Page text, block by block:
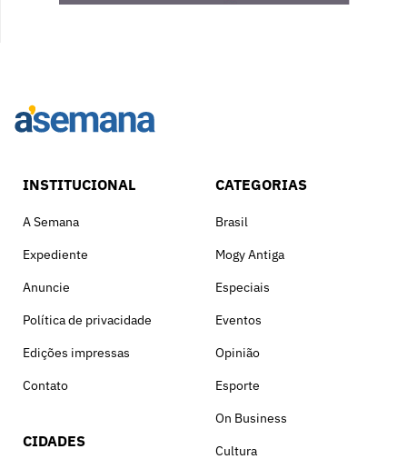
INSTITUCIONAL
A Semana
Expediente
Anuncie
Política de privacidade
Edições impressas
Contato
CIDADES
CATEGORIAS
Brasil
Mogy Antiga
Especiais
Eventos
Opinião
Esporte
On Business
Cultura